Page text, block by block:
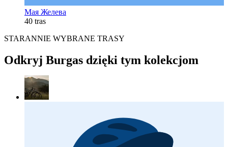
Мая Желева
40 tras
STARANNIE WYBRANE TRASY
Odkryj Burgas dzięki tym kolekcjom